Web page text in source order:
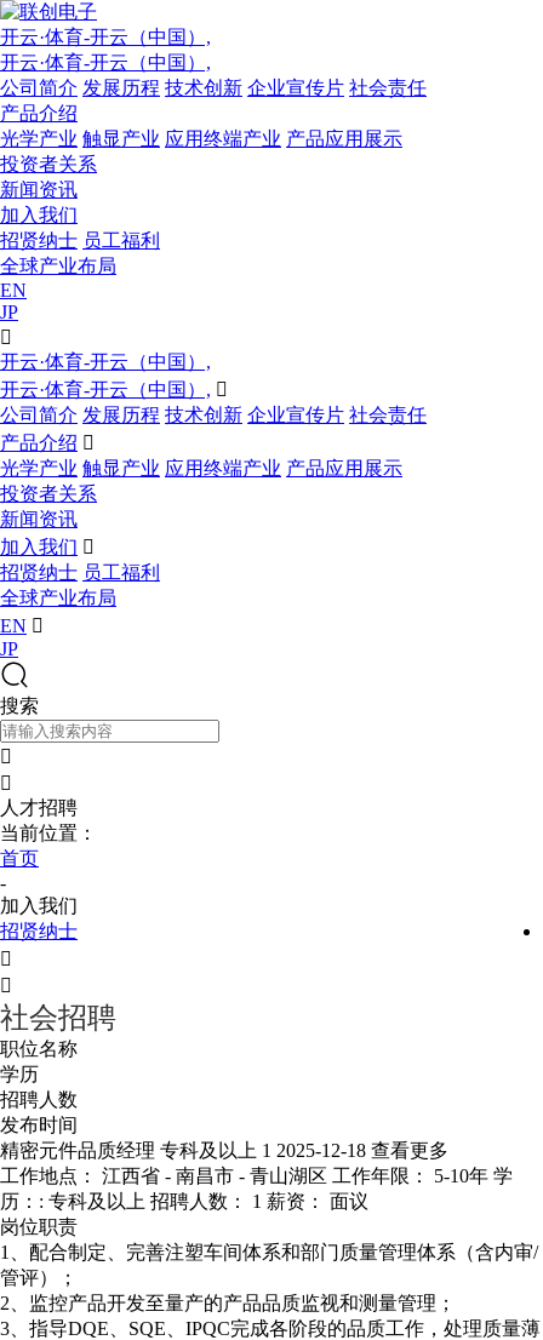
开云·体育-开云（中国）,
开云·体育-开云（中国）,
公司简介 发展历程 技术创新 企业宣传片 社会责任
产品介绍
光学产业 触显产业 应用终端产业 产品应用展示
投资者关系
新闻资讯
加入我们
招贤纳士 员工福利
全球产业布局
EN
JP

开云·体育-开云（中国）,
开云·体育-开云（中国）, 
公司简介 发展历程 技术创新 企业宣传片 社会责任
产品介绍 
光学产业 触显产业 应用终端产业 产品应用展示
投资者关系
新闻资讯
加入我们 
招贤纳士 员工福利
全球产业布局
EN 
JP
搜索


人才招聘
当前位置：
首页
-
加入我们
招贤纳士


社会招聘
职位名称
学历
招聘人数
发布时间
精密元件品质经理 专科及以上 1 2025-12-18 查看更多
工作地点： 江西省 - 南昌市 - 青山湖区 工作年限： 5-10年 学
历：: 专科及以上 招聘人数： 1 薪资： 面议
岗位职责
1、配合制定、完善注塑车间体系和部门质量管理体系（含内审/
管评）；
2、监控产品开发至量产的产品品质监视和测量管理；
3、指导DQE、SQE、IPQC完成各阶段的品质工作，处理质量薄